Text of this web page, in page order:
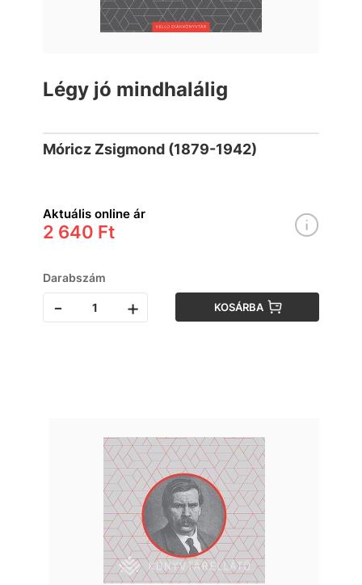
Légy jó mindhalálig
Móricz Zsigmond (1879-1942)
Aktuális online ár
2 640 Ft
Darabszám
- + KOSÁRBA